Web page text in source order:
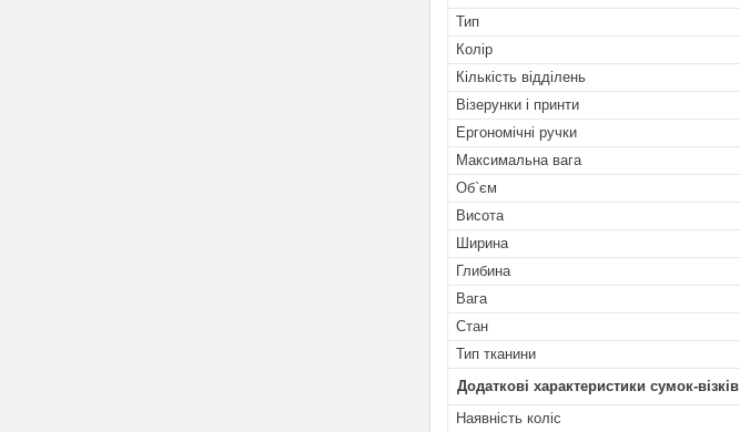
Тип
Колір
Кількість відділень
Візерунки і принти
Ергономічні ручки
Максимальна вага
Об`єм
Висота
Ширина
Глибина
Вага
Стан
Тип тканини
Додаткові характеристики сумок-візків
Наявність коліс